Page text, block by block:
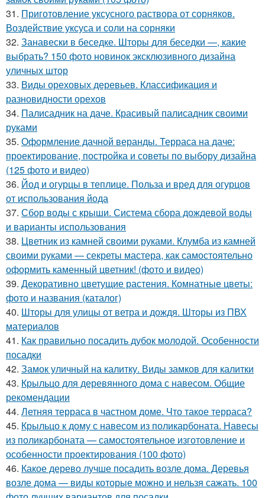
31. Приготовление уксусного раствора от сорняков.
Воздействие уксуса и соли на сорняки
32. Занавески в беседке. Шторы для беседки —, какие
выбрать? 150 фото новинок эксклюзивного дизайна
уличных штор
33. Виды ореховых деревьев. Классификация и
разновидности орехов
34. Палисадник на даче. Красивый палисадник своими
руками
35. Оформление дачной веранды. Терраса на даче:
проектирование, постройка и советы по выбору дизайна
(125 фото и видео)
36. Йод и огурцы в теплице. Польза и вред для огурцов
от использования йода
37. Сбор воды с крыши. Система сбора дождевой воды
и варианты использования
38. Цветник из камней своими руками. Клумба из камней
своими руками — секреты мастера, как самостоятельно
оформить каменный цветник! (фото и видео)
39. Декоративно цветущие растения. Комнатные цветы:
фото и названия (каталог)
40. Шторы для улицы от ветра и дождя. Шторы из ПВХ
материалов
41. Как правильно посадить дубок молодой. Особенности
посадки
42. Замок уличный на калитку. Виды замков для калитки
43. Крыльцо для деревянного дома с навесом. Общие
рекомендации
44. Летняя терраса в частном доме. Что такое терраса?
45. Крыльцо к дому с навесом из поликарбоната. Навесы
из поликарбоната — самостоятельное изготовление и
особенности проектирования (100 фото)
46. Какое дерево лучше посадить возле дома. Деревья
возле дома — виды которые можно и нельзя сажать. 100